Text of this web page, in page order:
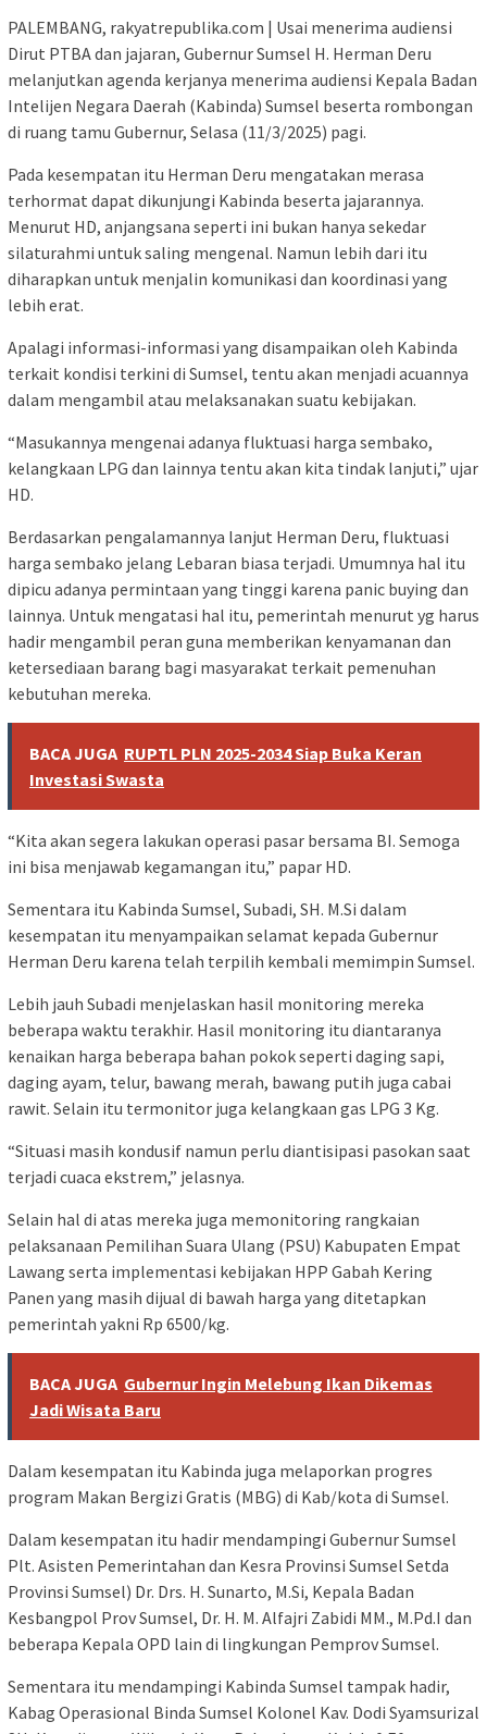
PALEMBANG, rakyatrepublika.com | Usai menerima audiensi
Dirut PTBA dan jajaran, Gubernur Sumsel H. Herman Deru
melanjutkan agenda kerjanya menerima audiensi Kepala Badan
Intelijen Negara Daerah (Kabinda) Sumsel beserta rombongan
di ruang tamu Gubernur, Selasa (11/3/2025) pagi.
Pada kesempatan itu Herman Deru mengatakan merasa
terhormat dapat dikunjungi Kabinda beserta jajarannya.
Menurut HD, anjangsana seperti ini bukan hanya sekedar
silaturahmi untuk saling mengenal. Namun lebih dari itu
diharapkan untuk menjalin komunikasi dan koordinasi yang
lebih erat.
Apalagi informasi-informasi yang disampaikan oleh Kabinda
terkait kondisi terkini di Sumsel, tentu akan menjadi acuannya
dalam mengambil atau melaksanakan suatu kebijakan.
“Masukannya mengenai adanya fluktuasi harga sembako,
kelangkaan LPG dan lainnya tentu akan kita tindak lanjuti,” ujar
HD.
Berdasarkan pengalamannya lanjut Herman Deru, fluktuasi
harga sembako jelang Lebaran biasa terjadi. Umumnya hal itu
dipicu adanya permintaan yang tinggi karena panic buying dan
lainnya. Untuk mengatasi hal itu, pemerintah menurut yg harus
hadir mengambil peran guna memberikan kenyamanan dan
ketersediaan barang bagi masyarakat terkait pemenuhan
kebutuhan mereka.
BACA JUGA RUPTL PLN 2025-2034 Siap Buka Keran
Investasi Swasta
“Kita akan segera lakukan operasi pasar bersama BI. Semoga
ini bisa menjawab kegamangan itu,” papar HD.
Sementara itu Kabinda Sumsel, Subadi, SH. M.Si dalam
kesempatan itu menyampaikan selamat kepada Gubernur
Herman Deru karena telah terpilih kembali memimpin Sumsel.
Lebih jauh Subadi menjelaskan hasil monitoring mereka
beberapa waktu terakhir. Hasil monitoring itu diantaranya
kenaikan harga beberapa bahan pokok seperti daging sapi,
daging ayam, telur, bawang merah, bawang putih juga cabai
rawit. Selain itu termonitor juga kelangkaan gas LPG 3 Kg.
“Situasi masih kondusif namun perlu diantisipasi pasokan saat
terjadi cuaca ekstrem,” jelasnya.
Selain hal di atas mereka juga memonitoring rangkaian
pelaksanaan Pemilihan Suara Ulang (PSU) Kabupaten Empat
Lawang serta implementasi kebijakan HPP Gabah Kering
Panen yang masih dijual di bawah harga yang ditetapkan
pemerintah yakni Rp 6500/kg.
BACA JUGA Gubernur Ingin Melebung Ikan Dikemas
Jadi Wisata Baru
Dalam kesempatan itu Kabinda juga melaporkan progres
program Makan Bergizi Gratis (MBG) di Kab/kota di Sumsel.
Dalam kesempatan itu hadir mendampingi Gubernur Sumsel
Plt. Asisten Pemerintahan dan Kesra Provinsi Sumsel Setda
Provinsi Sumsel) Dr. Drs. H. Sunarto, M.Si, Kepala Badan
Kesbangpol Prov Sumsel, Dr. H. M. Alfajri Zabidi MM., M.Pd.I dan
beberapa Kepala OPD lain di lingkungan Pemprov Sumsel.
Sementara itu mendampingi Kabinda Sumsel tampak hadir,
Kabag Operasional Binda Sumsel Kolonel Kav. Dodi Syamsurizal